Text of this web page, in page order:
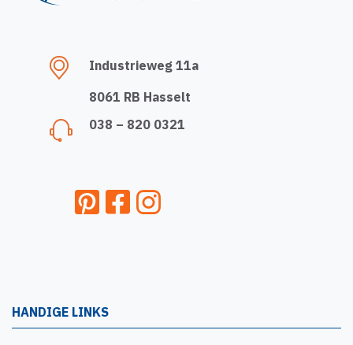
Industrieweg 11a
8061 RB Hasselt
038 – 820 0321
HANDIGE LINKS